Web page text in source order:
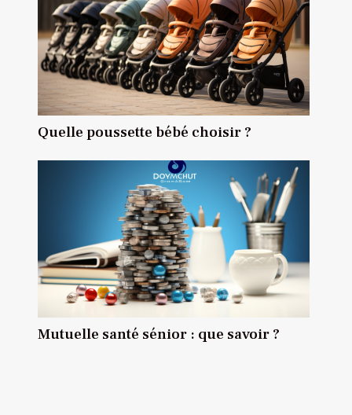
Quelle poussette bébé choisir ?
Mutuelle santé sénior : que savoir ?